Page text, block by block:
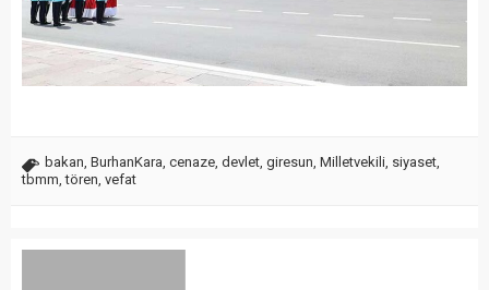
bakan, BurhanKara, cenaze, devlet, giresun, Milletvekili, siyaset,
tbmm,tören, vefat